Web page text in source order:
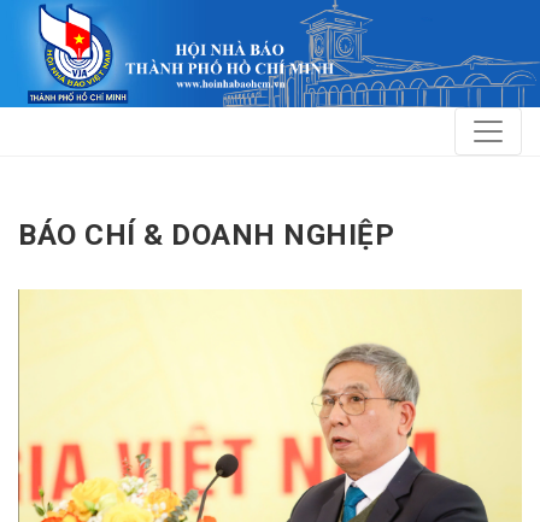
BÁO CHÍ & DOANH NGHIỆP